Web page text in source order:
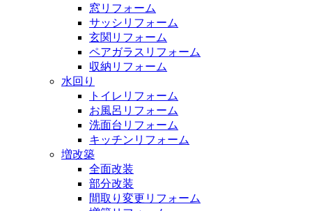
窓リフォーム
サッシリフォーム
玄関リフォーム
ペアガラスリフォーム
収納リフォーム
水回り
トイレリフォーム
お風呂リフォーム
洗面台リフォーム
キッチンリフォーム
増改築
全面改装
部分改装
間取り変更リフォーム